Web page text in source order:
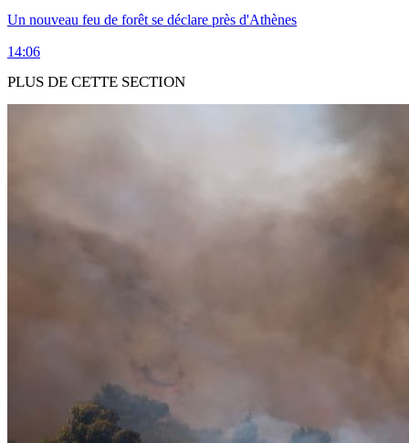
Un nouveau feu de forêt se déclare près d'Athènes
14:06
PLUS DE CETTE SECTION